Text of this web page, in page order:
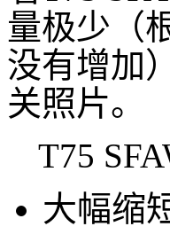
量极少（
没有增加
关照片。
T75
大幅缩